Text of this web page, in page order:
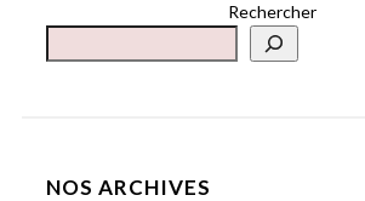
Rechercher
NOS ARCHIVES